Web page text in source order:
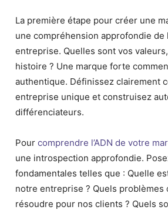
La première étape pour créer une
une compréhension approfondie de
entreprise. Quelles sont vos
histoire ? Une marque forte
authentique. Définissez clairement
entreprise unique et construisez
différenciateurs.
Pourcomprendre l’ADN de votre
une introspection approfondie.
fondamentales telles que : Quelle
notre entreprise ? Quels problèmes
résoudre pour nos clients ? Quels